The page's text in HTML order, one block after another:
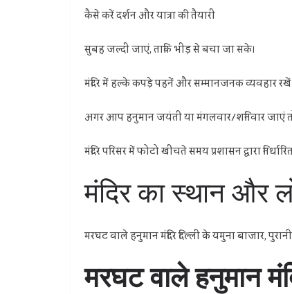
कैसे करें दर्शन और यात्रा की तैयारी
सुबह जल्दी जाएं, ताकि भीड़ से बचा जा सके।
मंदिर में हल्के कपड़े पहनें और सम्मानजनक व्यवहार
अगर आप हनुमान जयंती या मंगलवार/शनिवार जाएं
मंदिर परिसर में फोटो खींचते समय प्रशासन द्वारा
मंदिर का स्थान
मरघट वाले हनुमान मंदिर दिल्ली के यमुना बाजार,
मरघट वाले हनुमान